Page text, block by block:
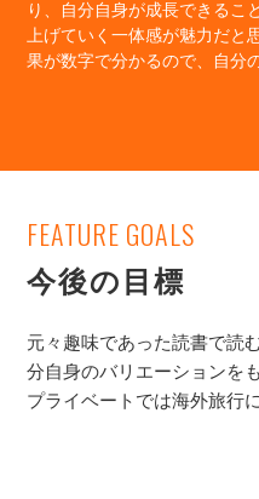
り、自分自身が成長できるこ
上げていく一体感が魅力だと
果が数字で分かるので、自分
FEATURE GOALS
今後の目標
元々趣味であった読書で読
分自身のバリエーションを
プライベートでは海外旅行